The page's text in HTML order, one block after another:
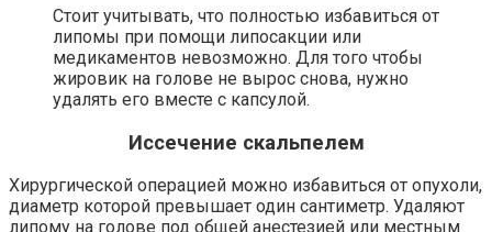
Стоит учитывать, что полностью избавиться от
липомы при помощи липосакции или
медикаментов невозможно. Для того чтобы
жировик на голове не вырос снова, нужно
удалять его вместе с капсулой.
Иссечение скальпелем
Хирургической операцией можно избавиться от опухоли,
диаметр которой превышает один сантиметр. Удаляют
липому на голове под общей анестезией или местным